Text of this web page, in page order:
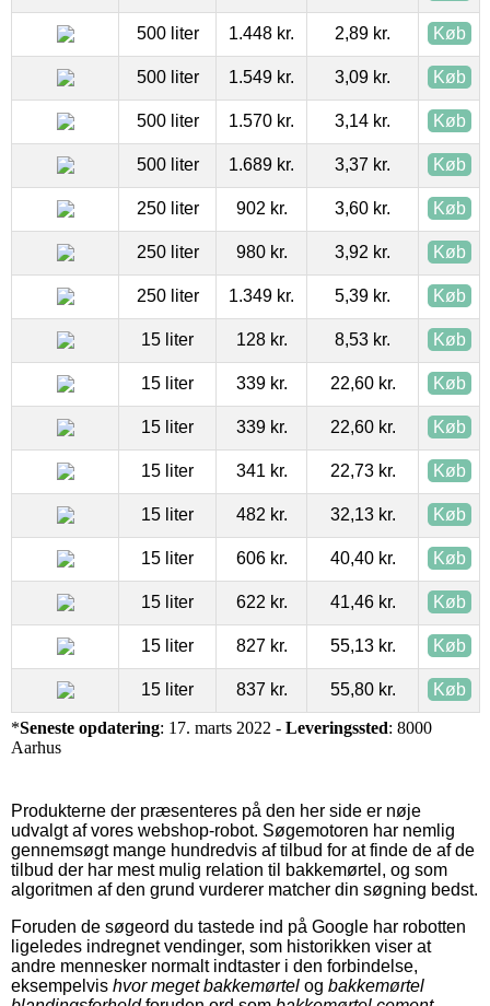
500 liter 1.448 kr. 2,89 kr. Køb
500 liter 1.549 kr. 3,09 kr. Køb
500 liter 1.570 kr. 3,14 kr. Køb
500 liter 1.689 kr. 3,37 kr. Køb
250 liter 902 kr. 3,60 kr. Køb
250 liter 980 kr. 3,92 kr. Køb
250 liter 1.349 kr. 5,39 kr. Køb
15 liter 128 kr. 8,53 kr. Køb
15 liter 339 kr. 22,60 kr. Køb
15 liter 339 kr. 22,60 kr. Køb
15 liter 341 kr. 22,73 kr. Køb
15 liter 482 kr. 32,13 kr. Køb
15 liter 606 kr. 40,40 kr. Køb
15 liter 622 kr. 41,46 kr. Køb
15 liter 827 kr. 55,13 kr. Køb
15 liter 837 kr. 55,80 kr. Køb
*Seneste opdatering: 17. marts 2022 - Leveringssted: 8000
Aarhus
Produkterne der præsenteres på den her side er nøje
udvalgt af vores webshop-robot. Søgemotoren har nemlig
gennemsøgt mange hundredvis af tilbud for at finde de af de
tilbud der har mest mulig relation til bakkemørtel, og som
algoritmen af den grund vurderer matcher din søgning bedst.
Foruden de søgeord du tastede ind på Google har robotten
ligeledes indregnet vendinger, som historikken viser at
andre mennesker normalt indtaster i den forbindelse,
eksempelvis hvor meget bakkemørtel og bakkemørtel